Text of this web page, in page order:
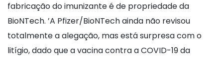
fabricação do imunizante é de propriedade da
BioNTech. ’A Pfizer/BioNTech ainda não revisou
totalmente a alegação, mas está surpresa com o
litígio, dado que a vacina contra a COVID-19 da